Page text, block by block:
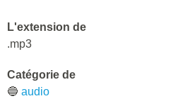
L'extension de
.mp3
Catégorie de
🔵 audio